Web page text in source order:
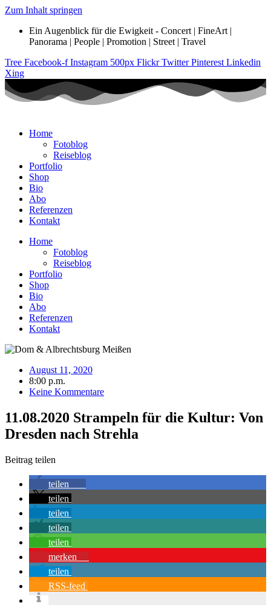
Zum Inhalt springen
Ein Augenblick für die Ewigkeit - Concert | FineArt |
Panorama | People | Promotion | Street | Travel
Tree Facebook-f Instagram 500px Flickr Twitter Pinterest Linkedin
Xing
Home
Fotoblog
Reiseblog
Portfolio
Shop
Bio
Abo
Referenzen
Kontakt
Home
Fotoblog
Reiseblog
Portfolio
Shop
Bio
Abo
Referenzen
Kontakt
August 11, 2020
8:00 p.m.
Keine Kommentare
11.08.2020 Strampeln für die Kultur: Von
Dresden nach Strehla
Beitrag teilen
teilen
teilen
teilen
teilen
teilen
merken
teilen
RSS-feed